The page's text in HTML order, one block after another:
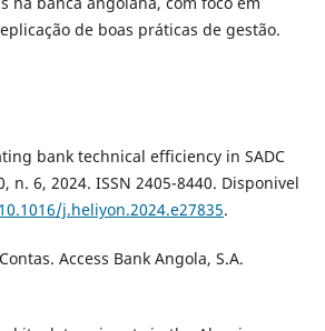
de boas práticas de gestão.
bank technical efficiency in SADC
n. 6, 2024. ISSN 2405-8440. Disponivel
j.heliyon.2024.e27835.
Access Bank Angola, S.A.